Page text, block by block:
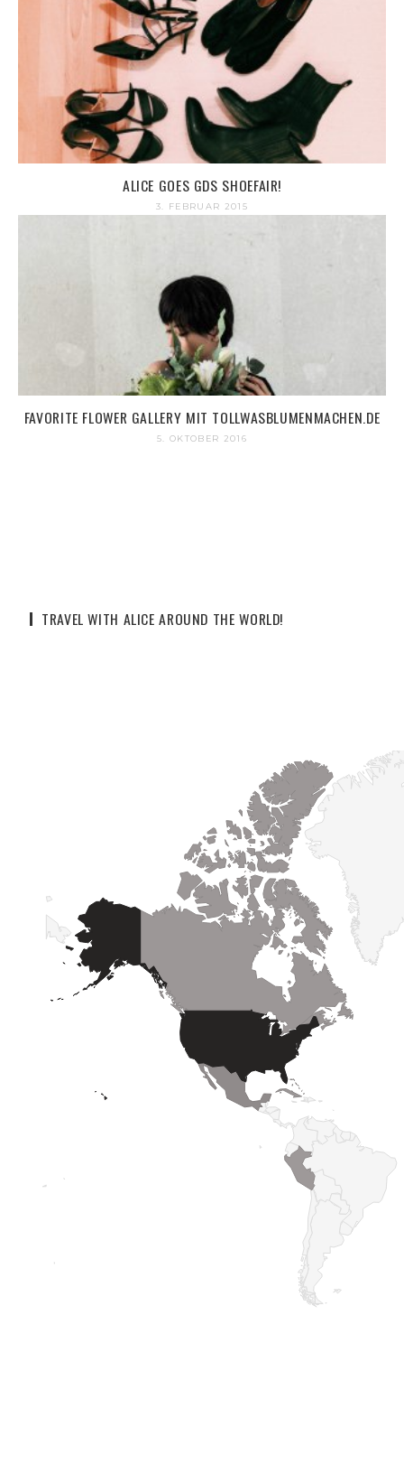
ALICE GOES GDS SHOEFAIR!
3. FEBRUAR 2015
FAVORITE FLOWER GALLERY MIT TOLLWASBLUMENMACHEN.DE
5. OKTOBER 2016
TRAVEL WITH ALICE AROUND THE WORLD!